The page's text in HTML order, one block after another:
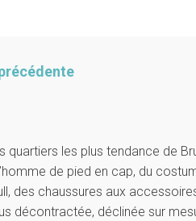
quartiers les plus tendance de
de pied en cap, du
des chaussures aux
décontractée, déclinée sur